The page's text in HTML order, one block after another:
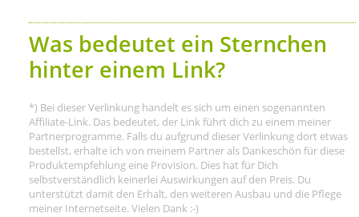
Was bedeutet ein Sternchen
hinter einem Link?
*) Bei dieser Verlinkung handelt es sich um einen sogenannten
Affiliate-Link. Das bedeutet, der Link führt dich zu einem meiner
Partnerprogramme. Falls du aufgrund dieser Verlinkung dort etwas
bestellst, erhalte ich von meinem Partner als Dankeschön für diese
Produktempfehlung eine Provision. Dies hat für Dich
selbstverständlich keinerlei Auswirkungen auf den Preis. Du
unterstützt damit den Erhalt, den weiteren Ausbau und die Pflege
meiner Internetseite. Vielen Dank :-)